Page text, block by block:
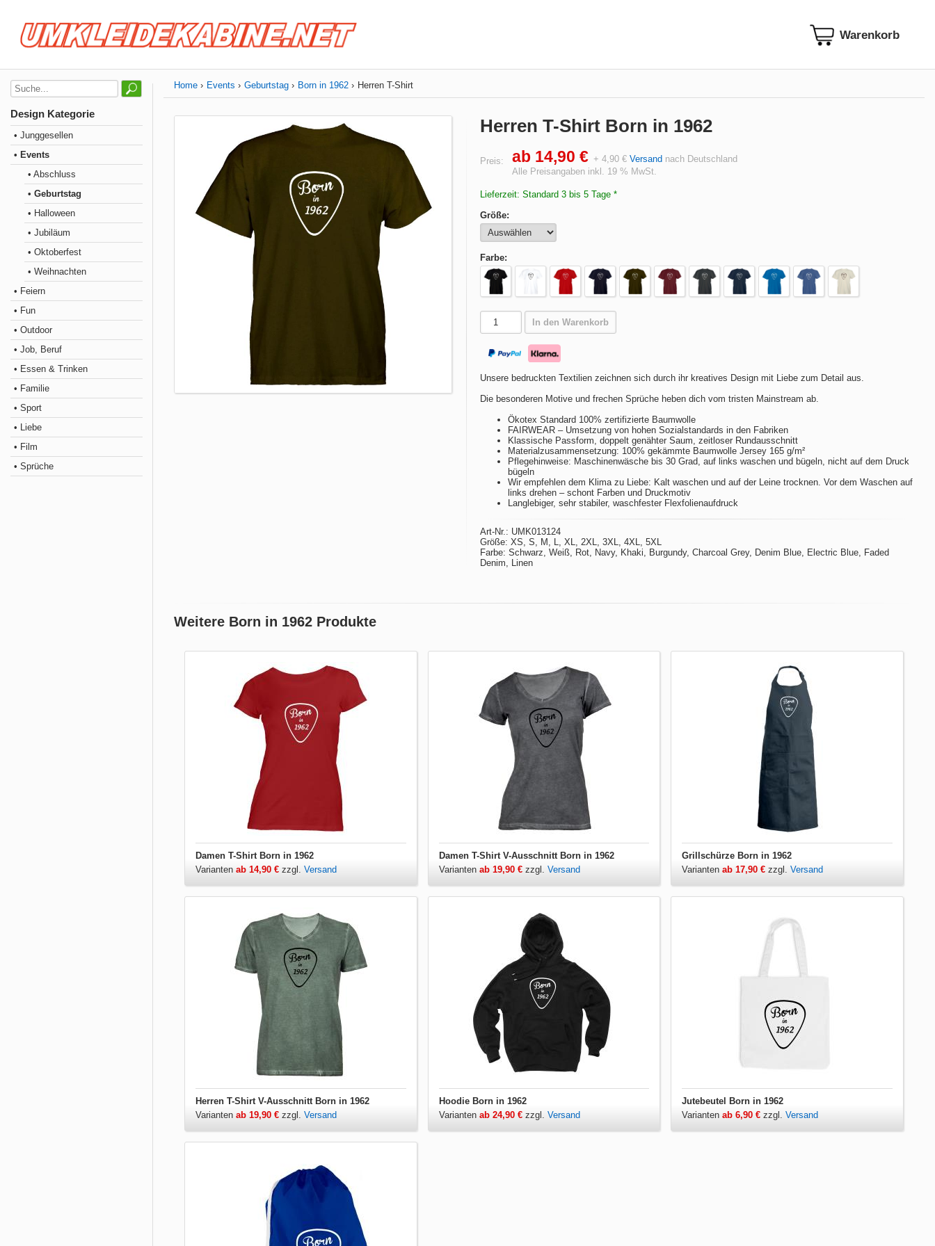
Design Kategorie
• Junggesellen
• Events
• Abschluss
• Geburtstag
• Halloween
• Jubiläum
• Oktoberfest
• Weihnachten
• Feiern
• Fun
• Outdoor
• Job, Beruf
• Essen & Trinken
• Familie
• Sport
• Liebe
• Film
• Sprüche
Home Events Geburtstag Born in 1962 Herren T-Shirt
Herren T-Shirt Born in 1962
Preis: ab 14,90 € + 4,90 € Versand nach Deutschland
Alle Preisangaben inkl. 19 % MwSt.
Lieferzeit: Standard 3 bis 5 Tage *
Größe:
Farbe:
In den Warenkorb
Unsere bedruckten Textilien zeichnen sich durch ihr kreatives Design mit Liebe zum Detail aus.
Die besonderen Motive und frechen Sprüche heben dich vom tristen Mainstream ab.
Ökotex Standard 100% zertifizierte Baumwolle
FAIRWEAR – Umsetzung von hohen Sozialstandards in den Fabriken
Klassische Passform, doppelt genähter Saum, zeitloser Rundausschnitt
Materialzusammensetzung: 100% gekämmte Baumwolle Jersey 165 g/m²
Pflegehinweise: Maschinenwäsche bis 30 Grad, auf links waschen und bügeln, nicht auf dem Druck
bügeln
Wir empfehlen dem Klima zu Liebe: Kalt waschen und auf der Leine trocknen. Vor dem Waschen auf
links drehen – schont Farben und Druckmotiv
Langlebiger, sehr stabiler, waschfester Flexfolienaufdruck
Art-Nr.: UMK013124
Größe: XS, S, M, L, XL, 2XL, 3XL, 4XL, 5XL
Farbe: Schwarz, Weiß, Rot, Navy, Khaki, Burgundy, Charcoal Grey, Denim Blue, Electric Blue, Faded
Denim, Linen
Weitere Born in 1962 Produkte
Damen T-Shirt Born in 1962
Varianten ab 14,90 € zzgl. Versand
Damen T-Shirt V-Ausschnitt Born in 1962
Varianten ab 19,90 €zzgl. Versand
Grillschürze Born in 1962
Variantenab 17,90 € zzgl.Versand
Herren T-Shirt V-Ausschnitt Born in 1962
Varianten ab 19,90 € zzgl. Versand
Hoodie Born in 1962
Varianten ab 24,90 €zzgl. Versand
Jutebeutel Born in 1962
Variantenab 6,90 € zzgl.Versand